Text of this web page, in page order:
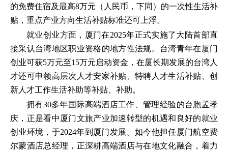
的免费住宿及最高8万元（人民币，下同）的一次性生活补
贴，重点产业方向生活补贴标准还可上浮。
就业创业方面，厦门在2025年正式实施了大陆首部直
接采认台湾地区职业资格的地方性法规。台湾青年在厦门
创业可获5万元至15万元启动资金，在厦长期发展的台湾人
才还可申领高层次人才安家补贴、特聘人才生活补贴、创
新人才工作生活补助等补贴、补助。
拥有30多年国际高端酒店工作、管理经验的台胞孟孝
庆，正是看中厦门文旅产业加速转型的机遇和良好的就业
创业环境，于2024年到厦门发展。如今他担任厦门航空费
尔蒙酒店总经理，正深耕高端酒店与在地文化融合，着力